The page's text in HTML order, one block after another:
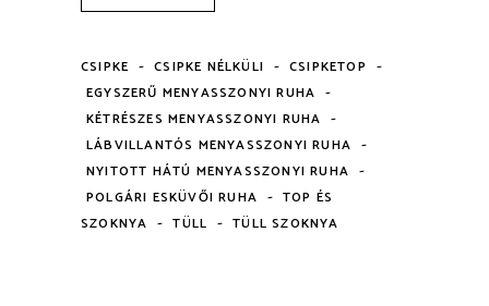
CSIPKE - CSIPKE NÉLKÜLI - CSIPKETOP -
EGYSZERŰ MENYASSZONYI RUHA -
KÉTRÉSZES MENYASSZONYI RUHA -
LÁBVILLANTÓS MENYASSZONYI RUHA -
NYITOTT HÁTÚ MENYASSZONYI RUHA -
POLGÁRI ESKÜVŐI RUHA - TOP ÉS
SZOKNYA - TÜLL - TÜLL SZOKNYA